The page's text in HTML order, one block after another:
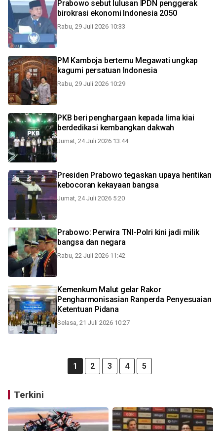
Prabowo sebut lulusan IPDN penggerak
birokrasi ekonomi Indonesia 2050
Rabu, 29 Juli 2026 10:33
PM Kamboja bertemu Megawati ungkap
kagumi persatuan Indonesia
Rabu, 29 Juli 2026 10:29
PKB beri penghargaan kepada lima kiai
berdedikasi kembangkan dakwah
Jumat, 24 Juli 2026 13:44
Presiden Prabowo tegaskan upaya hentikan
kebocoran kekayaan bangsa
Jumat, 24 Juli 2026 5:20
Prabowo: Perwira TNI-Polri kini jadi milik
bangsa dan negara
Rabu, 22 Juli 2026 11:42
Kemenkum Malut gelar Rakor
Pengharmonisasian Ranperda Penyesuaian
Ketentuan Pidana
Selasa, 21 Juli 2026 10:27
1 2 3 4 5
Terkini